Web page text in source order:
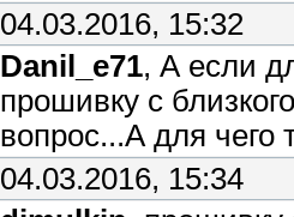
04.03.2016, 15:32
Danil_e71, А если
прошивку с
вопрос...А для чего
04.03.2016, 15:34